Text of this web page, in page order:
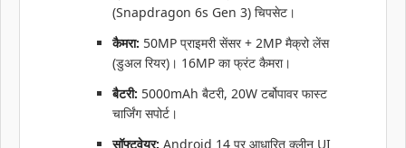
(Snapdragon 6s Gen 3) चिपसेट।
कैमरा: 50MP प्राइमरी सेंसर + 2MP मैक्रो लेंस
(डुअल रियर)। 16MP का फ्रंट कैमरा।
बैटरी: 5000mAh बैटरी, 20W टर्बोपावर फास्ट
चार्जिंग सपोर्ट।
सॉफ्टवेयर: Android 14 पर आधारित क्लीन UI